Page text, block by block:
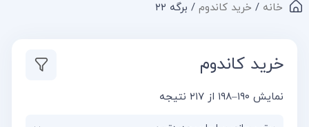
سبد خرید شما خالی است خانه / خرید کاندوم / برگه ۲۲
خرید کاندوم
نمایش ۱۹۰–۱۹۸ از ۲۱۷ نتیجه